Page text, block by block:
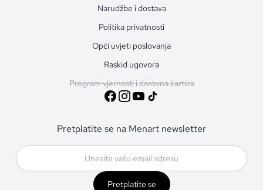
Narudžbe i dostava
Politika privatnosti
Opći uvjeti poslovanja
Raskid ugovora
Program vjernosti i darovna kartica
Pretplatite se na Menart newsletter
Pretplatite se